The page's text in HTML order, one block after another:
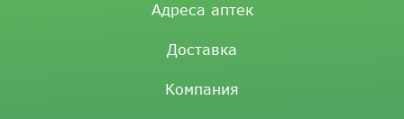
Адреса аптек
Доставка
Компания